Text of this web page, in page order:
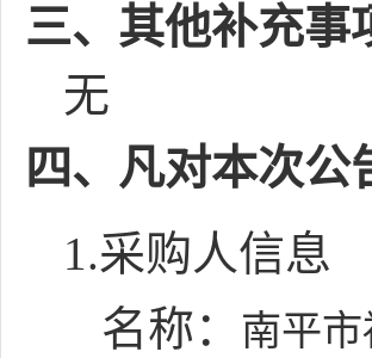
三、其他补充事
无
四、凡对本次
1.采购人信息
名称：
南平